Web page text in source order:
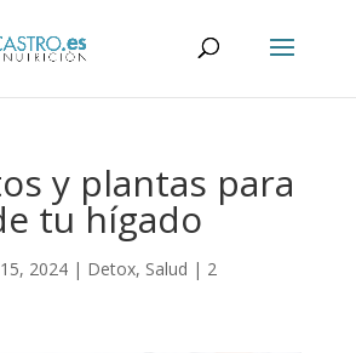
y plantas para
tu hígado
2024| Detox, Salud | 2